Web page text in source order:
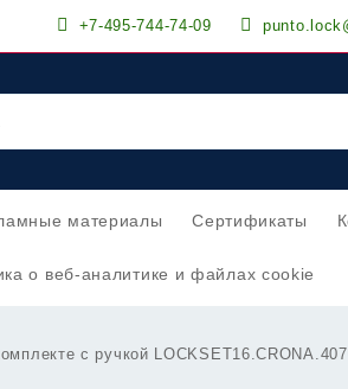
+7-495-744-74-09
материалы Сертификаты
о веб-аналитике и файлах cookie
с ручкой